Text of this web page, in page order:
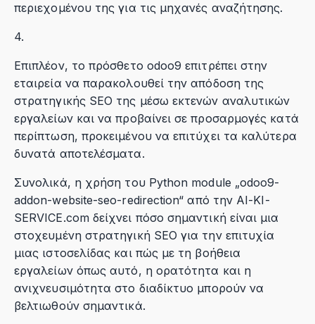
περιεχομένου της για τις μηχανές αναζήτησης.
4.
Επιπλέον, το πρόσθετο odoo9 επιτρέπει στην
εταιρεία να παρακολουθεί την απόδοση της
στρατηγικής SEO της μέσω εκτενών αναλυτικών
εργαλείων και να προβαίνει σε προσαρμογές κατά
περίπτωση, προκειμένου να επιτύχει τα καλύτερα
δυνατά αποτελέσματα.
Συνολικά, η χρήση του Python module „odoo9-
addon-website-seo-redirection“ από την AI-KI-
SERVICE.com δείχνει πόσο σημαντική είναι μια
στοχευμένη στρατηγική SEO για την επιτυχία
μιας ιστοσελίδας και πώς με τη βοήθεια
εργαλείων όπως αυτό, η ορατότητα και η
ανιχνευσιμότητα στο διαδίκτυο μπορούν να
βελτιωθούν σημαντικά.